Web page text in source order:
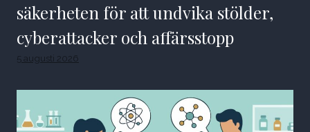
säkerheten för att undvika stölder,
cyberattacker och affärsstopp
5 augusti 2026